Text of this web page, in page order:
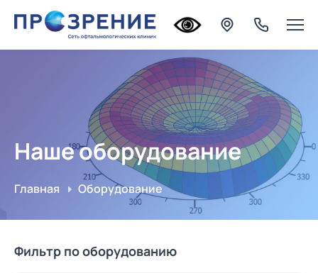
Наше оборудование
Главная Оборудование
Фильтр по оборудованию